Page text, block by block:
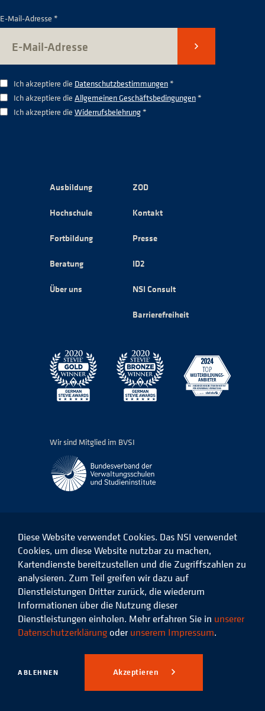
E-Mail-Adresse *
Senden
Ich akzeptiere die Datenschutzbestimmungen*
Ich akzeptiere die Allgemeinen Geschäftsbedingungen*
Ich akzeptiere die Widerrufsbelehrung*
Ausbildung
Hochschule
Fortbildung
Beratung
Über uns
ZOD
Kontakt
Presse
ID2
NSI Consult
Barrierefreiheit
Wir sind Mitglied im BVSI
Das
NSI
Facebook
Das
NSI
auf
LinkedIn
Das
NSI
auf
Instagram
Das
Xing
© 2026 Niedersächsisches
Studieninstitut für kommunale
Verwaltung e.V.
Datenschutz Impressum
Diese Website verwendet Cookies. Das NSI verwendet
Cookies, um diese Website nutzbar zu machen,
Kartendienste bereitzustellen und die Zugriffszahlen zu
analysieren. Zum Teil greifen wir dazu auf
Dienstleistungen Dritter zurück, die wiederum
Informationen über die Nutzung dieser
Dienstleistungen einholen. Mehr erfahren Sie in unserer
Datenschutzerklärung oder unserem Impressum.
ABLEHNEN Akzeptieren